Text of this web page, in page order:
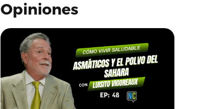
Opiniones